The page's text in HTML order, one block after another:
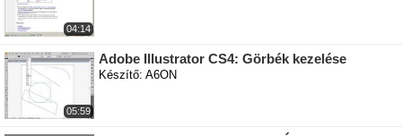
04:14
05:59
Adobe Illustrator CS4: Görbék kezelése
Készítő: A6ON